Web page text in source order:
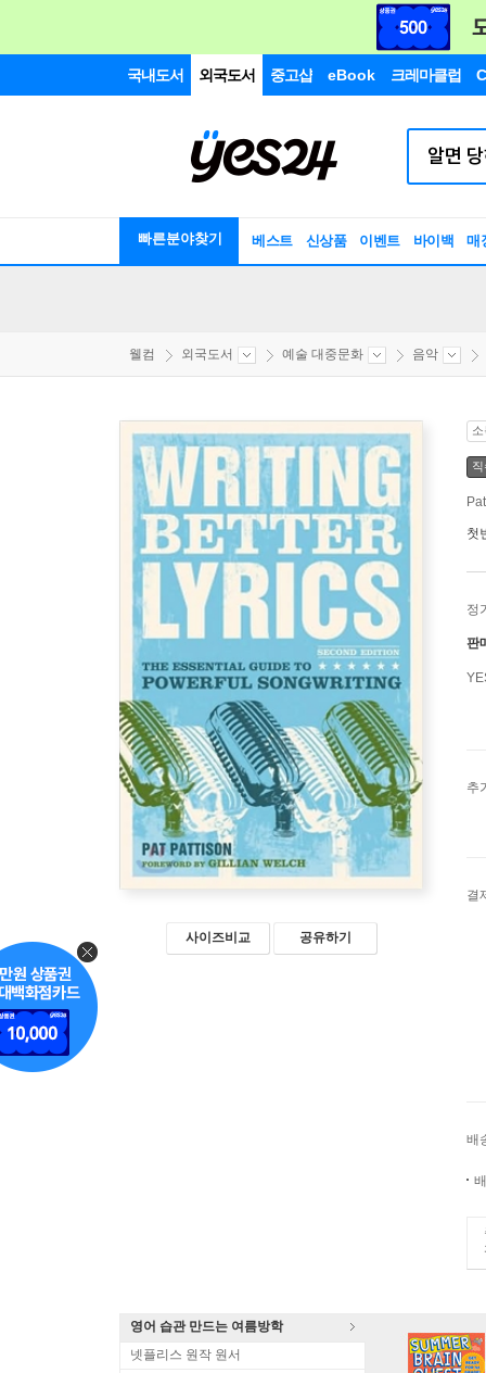
국내도서 외국도서 중고샵 eBook 크레마클럽
빠른분야찾기 베스트 신상품 이벤트 바이백 매
웰컴 외국도서 예술 대중문화 음악
사이즈비교 공유하기
첫
정
판
추
결
배
영어 습관 만드는 여름방학
넷플리스 원작 원서